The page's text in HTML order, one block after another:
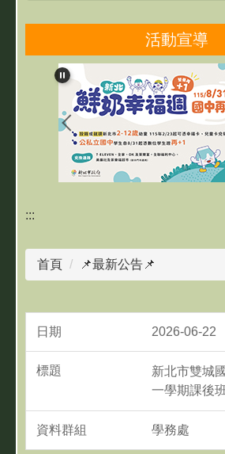
最新公告
雙城之光
親師生研習及活動
志願服務專區
本校招生及報名訊息
活動宣導
:::
首頁 📌最新公告📌
2026-06-22
新北市雙城
一學期課後
學務處